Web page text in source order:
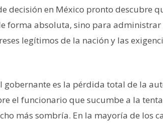
decisión en México pronto descubre
forma absoluta, sino para administrar
legítimos de la nación y las
es la pérdida total de la
el funcionario que sucumbe a la
más sombría. En la mayoría de los